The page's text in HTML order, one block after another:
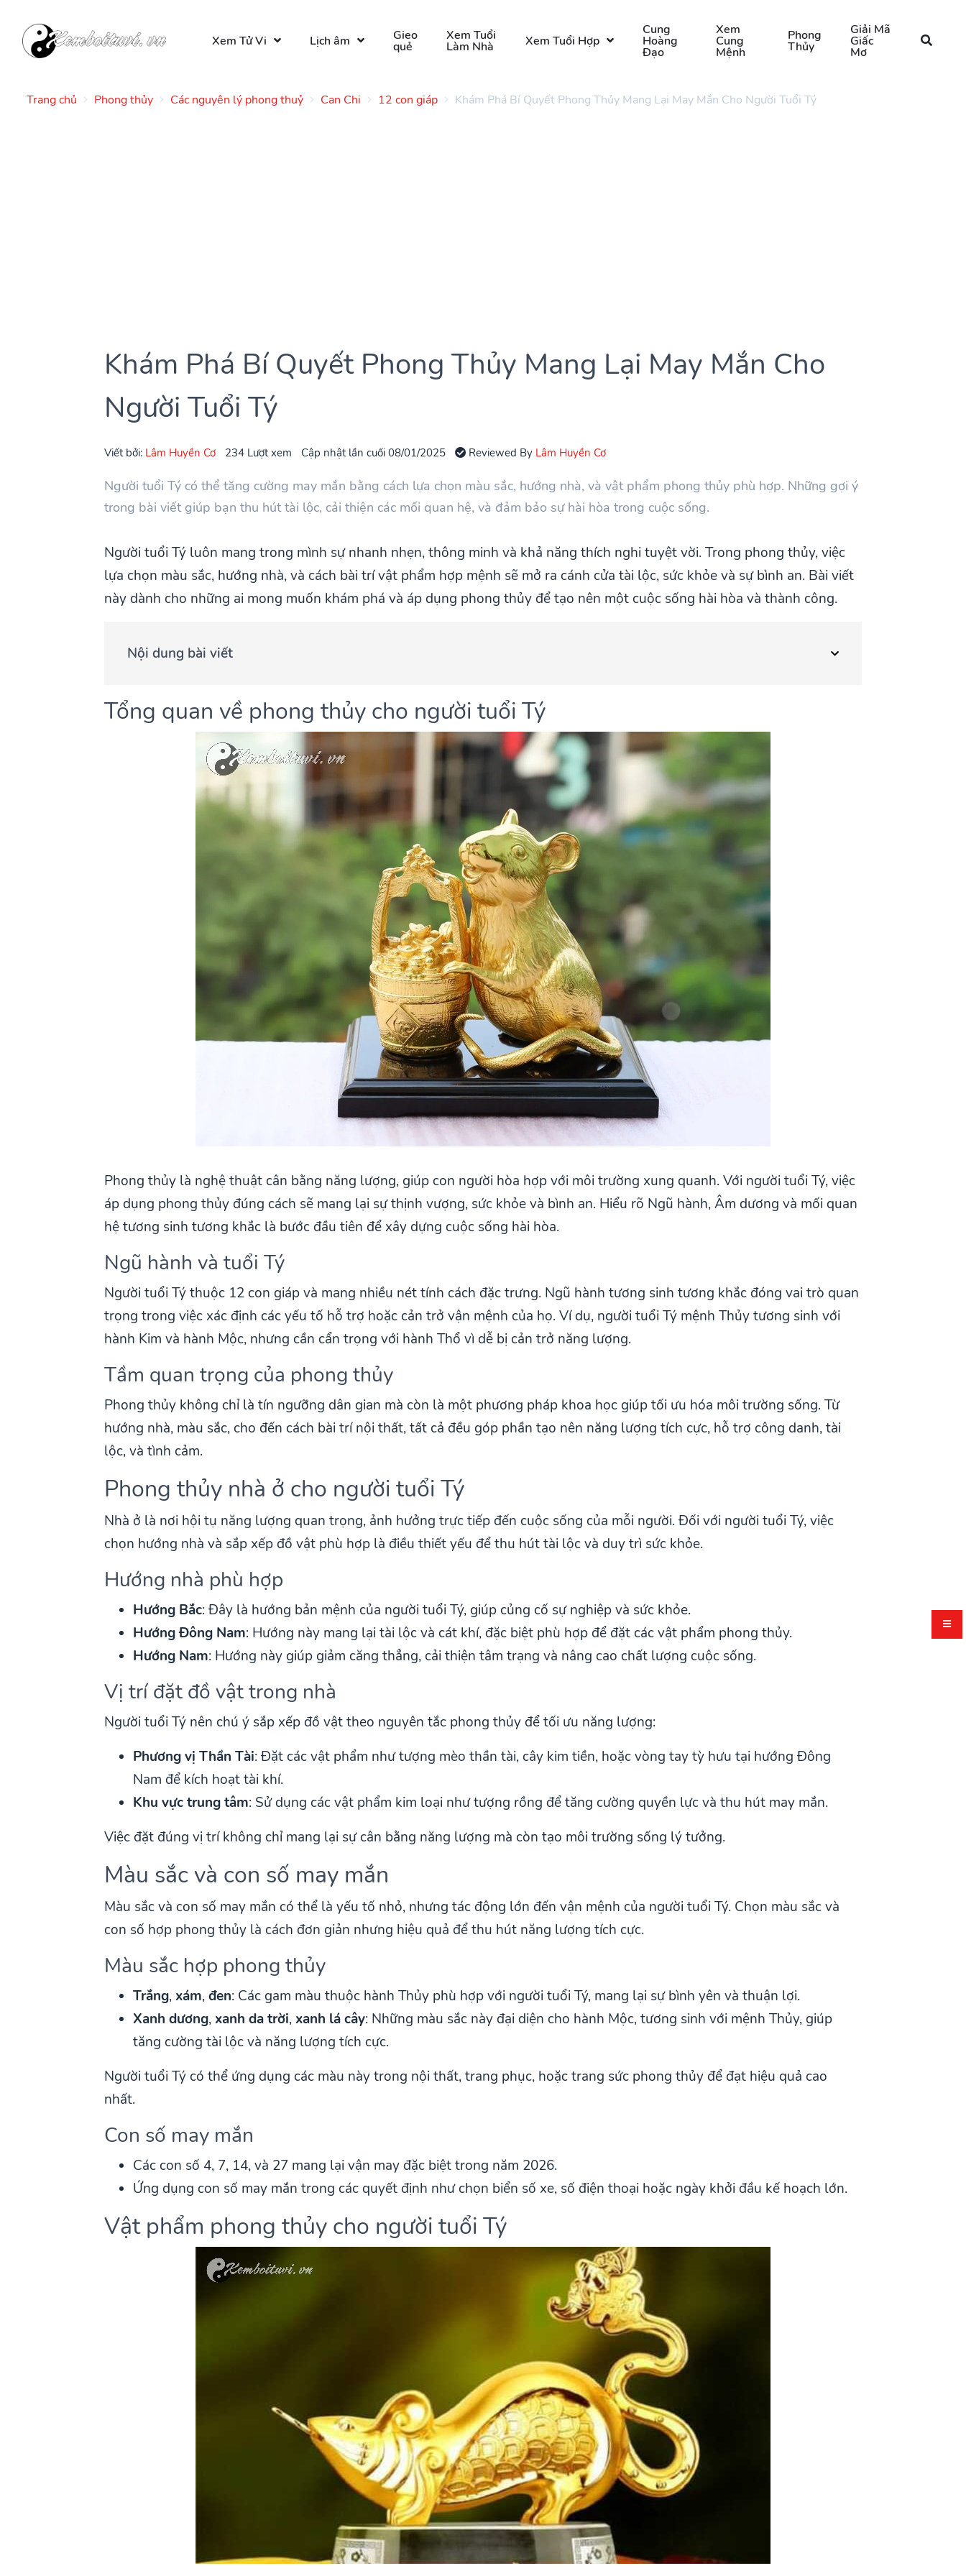
Xem Tử Vi Lịch âm Gieo
quẻ
Xem Tuổi
Làm Nhà Xem Tuổi Hợp
Cung
Hoàng
Đạo
Xem
Cung
Mệnh
Phong
Thủy
Giải Mã
Giấc
Mơ
Trang chủ Phong thủy Các nguyên lý phong thuỷ Can Chi 12 con giáp Khám Phá Bí Quyết Phong Thủy Mang Lại May Mắn Cho Người Tuổi Tý
Khám Phá Bí Quyết Phong Thủy Mang Lại May Mắn Cho
Người Tuổi Tý
Viết bởi: Lâm Huyền Cơ 234 Lượt xem Cập nhật lần cuối 08/01/2025 Reviewed By Lâm Huyền Cơ
Người tuổi Tý có thể tăng cường may mắn bằng cách lựa chọn màu sắc, hướng nhà, và vật phẩm phong thủy phù hợp. Những gợi ý
trong bài viết giúp bạn thu hút tài lộc, cải thiện các mối quan hệ, và đảm bảo sự hài hòa trong cuộc sống.
Người tuổi Tý luôn mang trong mình sự nhanh nhẹn, thông minh và khả năng thích nghi tuyệt vời. Trong phong thủy, việc
lựa chọn màu sắc, hướng nhà, và cách bài trí vật phẩm hợp mệnh sẽ mở ra cánh cửa tài lộc, sức khỏe và sự bình an. Bài viết
này dành cho những ai mong muốn khám phá và áp dụng phong thủy để tạo nên một cuộc sống hài hòa và thành công.
Nội dung bài viết
Tổng quan về phong thủy cho người tuổi Tý
Phong thủy là nghệ thuật cân bằng năng lượng, giúp con người hòa hợp với môi trường xung quanh. Với người tuổi Tý, việc
áp dụng phong thủy đúng cách sẽ mang lại sự thịnh vượng, sức khỏe và bình an. Hiểu rõ Ngũ hành, Âm dương và mối quan
hệ tương sinh tương khắc là bước đầu tiên để xây dựng cuộc sống hài hòa.
Ngũ hành và tuổi Tý
Người tuổi Tý thuộc 12 con giáp và mang nhiều nét tính cách đặc trưng. Ngũ hành tương sinh tương khắc đóng vai trò quan
trọng trong việc xác định các yếu tố hỗ trợ hoặc cản trở vận mệnh của họ. Ví dụ, người tuổi Tý mệnh Thủy tương sinh với
hành Kim và hành Mộc, nhưng cần cẩn trọng với hành Thổ vì dễ bị cản trở năng lượng.
Tầm quan trọng của phong thủy
Phong thủy không chỉ là tín ngưỡng dân gian mà còn là một phương pháp khoa học giúp tối ưu hóa môi trường sống. Từ
hướng nhà, màu sắc, cho đến cách bài trí nội thất, tất cả đều góp phần tạo nên năng lượng tích cực, hỗ trợ công danh, tài
lộc, và tình cảm.
Phong thủy nhà ở cho người tuổi Tý
Nhà ở là nơi hội tụ năng lượng quan trọng, ảnh hưởng trực tiếp đến cuộc sống của mỗi người. Đối với người tuổi Tý, việc
chọn hướng nhà và sắp xếp đồ vật phù hợp là điều thiết yếu để thu hút tài lộc và duy trì sức khỏe.
Hướng nhà phù hợp
Hướng Bắc: Đây là hướng bản mệnh của người tuổi Tý, giúp củng cố sự nghiệp và sức khỏe.
Hướng Đông Nam: Hướng này mang lại tài lộc và cát khí, đặc biệt phù hợp để đặt các vật phẩm phong thủy.
Hướng Nam: Hướng này giúp giảm căng thẳng, cải thiện tâm trạng và nâng cao chất lượng cuộc sống.
Vị trí đặt đồ vật trong nhà
Người tuổi Tý nên chú ý sắp xếp đồ vật theo nguyên tắc phong thủy để tối ưu năng lượng:
Phương vị Thần Tài: Đặt các vật phẩm như tượng mèo thần tài, cây kim tiền, hoặc vòng tay tỳ hưu tại hướng Đông
Nam để kích hoạt tài khí.
Khu vực trung tâm: Sử dụng các vật phẩm kim loại như tượng rồng để tăng cường quyền lực và thu hút may mắn.
Việc đặt đúng vị trí không chỉ mang lại sự cân bằng năng lượng mà còn tạo môi trường sống lý tưởng.
Màu sắc và con số may mắn
Màu sắc và con số may mắn có thể là yếu tố nhỏ, nhưng tác động lớn đến vận mệnh của người tuổi Tý. Chọn màu sắc và
con số hợp phong thủy là cách đơn giản nhưng hiệu quả để thu hút năng lượng tích cực.
Màu sắc hợp phong thủy
Trắng, xám,đen: Các gam màu thuộc hành Thủy phù hợp với người tuổi Tý, mang lại sự bình yên và thuận lợi.
Xanh dương, xanh da trời, xanh lá cây: Những màu sắc này đại diện cho hành Mộc, tương sinh với mệnh Thủy, giúp
tăng cường tài lộc và năng lượng tích cực.
Người tuổi Tý có thể ứng dụng các màu này trong nội thất, trang phục, hoặc trang sức phong thủy để đạt hiệu quả cao
nhất.
Con số may mắn
Các con số 4, 7, 14, và 27 mang lại vận may đặc biệt trong năm 2026.
Ứng dụng con số may mắn trong các quyết định như chọn biển số xe, số điện thoại hoặc ngày khởi đầu kế hoạch lớn.
Vật phẩm phong thủy cho người tuổi Tý